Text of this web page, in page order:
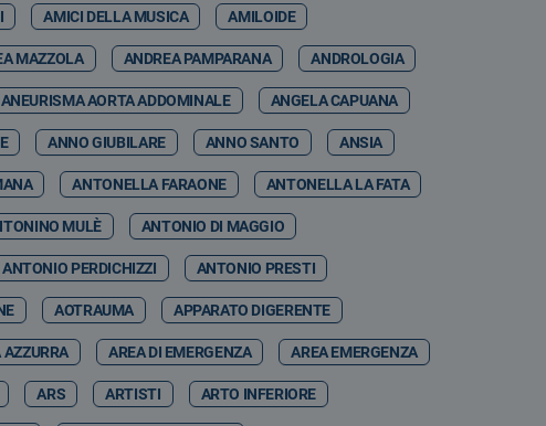
AMICI DELLA MUSICA AMILOIDE
MAZZOLA ANDREA PAMPARANA ANDROLOGIA
ANEURISMA AORTA ADDOMINALE ANGELA CAPUANA
ANNO GIUBILARE ANNO SANTO ANSIA
ANTONELLA FARAONE ANTONELLA LA FATA
MULÈ ANTONIO DI MAGGIO
ANTONIO PERDICHIZZI ANTONIO PRESTI
AOTRAUMA APPARATO DIGERENTE
AZZURRA AREA DI EMERGENZA AREA EMERGENZA
ARS ARTISTI ARTO INFERIORE